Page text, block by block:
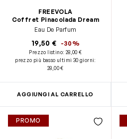
FREEVOLA
Coffret Pinacolada Dream
Eau De Parfum
19,50 € -30%
Prezzo listino: 28,00 €
prezzo più basso ultimi 30 giorni:
28,00 €
AGGIUNGI AL CARRELLO
PROMO